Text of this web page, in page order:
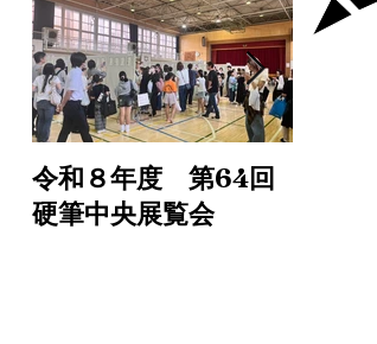
令和８年度 第64回
硬筆中央展覧会